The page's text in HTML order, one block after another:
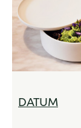
DATUM